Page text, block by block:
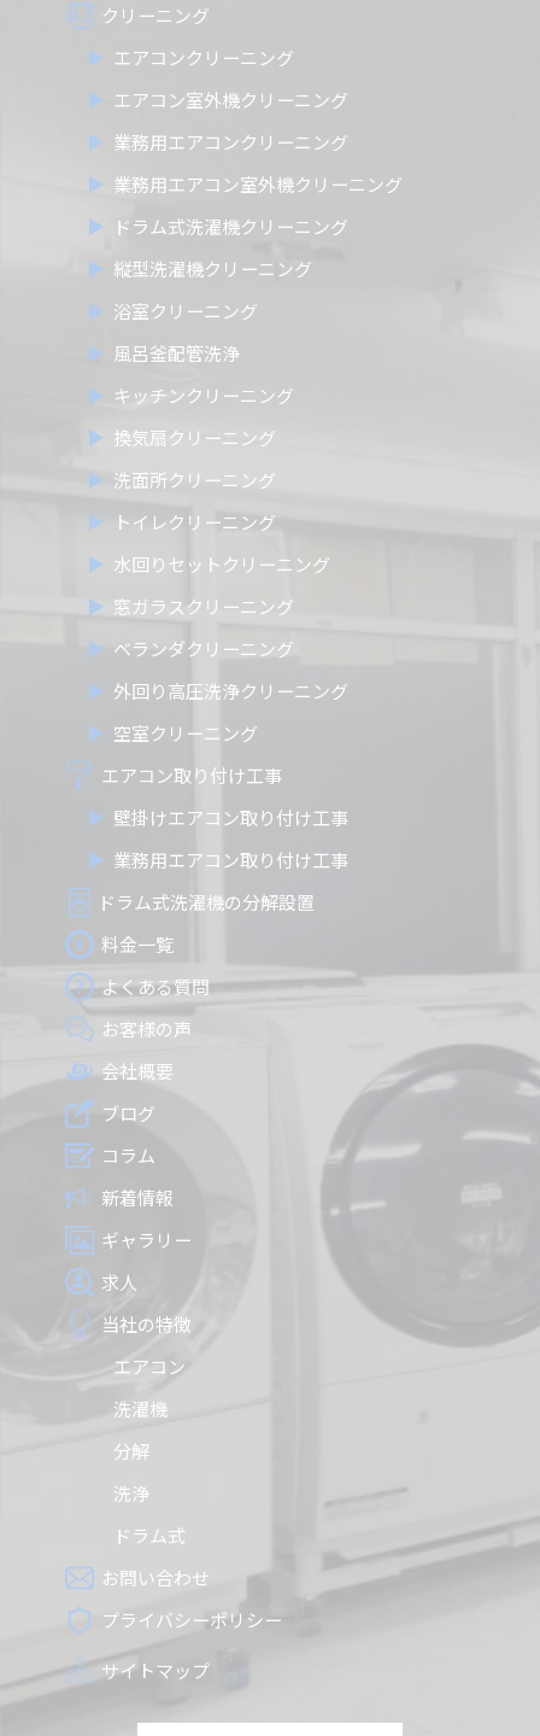
クリーニング
エアコンクリーニング
エアコン室外機クリーニング
業務用エアコンクリーニング
業務用エアコン室外機クリーニング
ドラム式洗濯機クリーニング
縦型洗濯機クリーニング
浴室クリーニング
風呂釜配管洗浄
キッチンクリーニング
換気扇クリーニング
洗面所クリーニング
トイレクリーニング
水回りセットクリーニング
窓ガラスクリーニング
ベランダクリーニング
外回り高圧洗浄クリーニング
空室クリーニング
エアコン取り付け工事
壁掛けエアコン取り付け工事
業務用エアコン取り付け工事
ドラム式洗濯機の分解設置
料金一覧
よくある質問
お客様の声
会社概要
ブログ
コラム
新着情報
ギャラリー
求人
当社の特徴
エアコン
洗濯機
分解
洗浄
ドラム式
お問い合わせ
プライバシーポリシー
サイトマップ